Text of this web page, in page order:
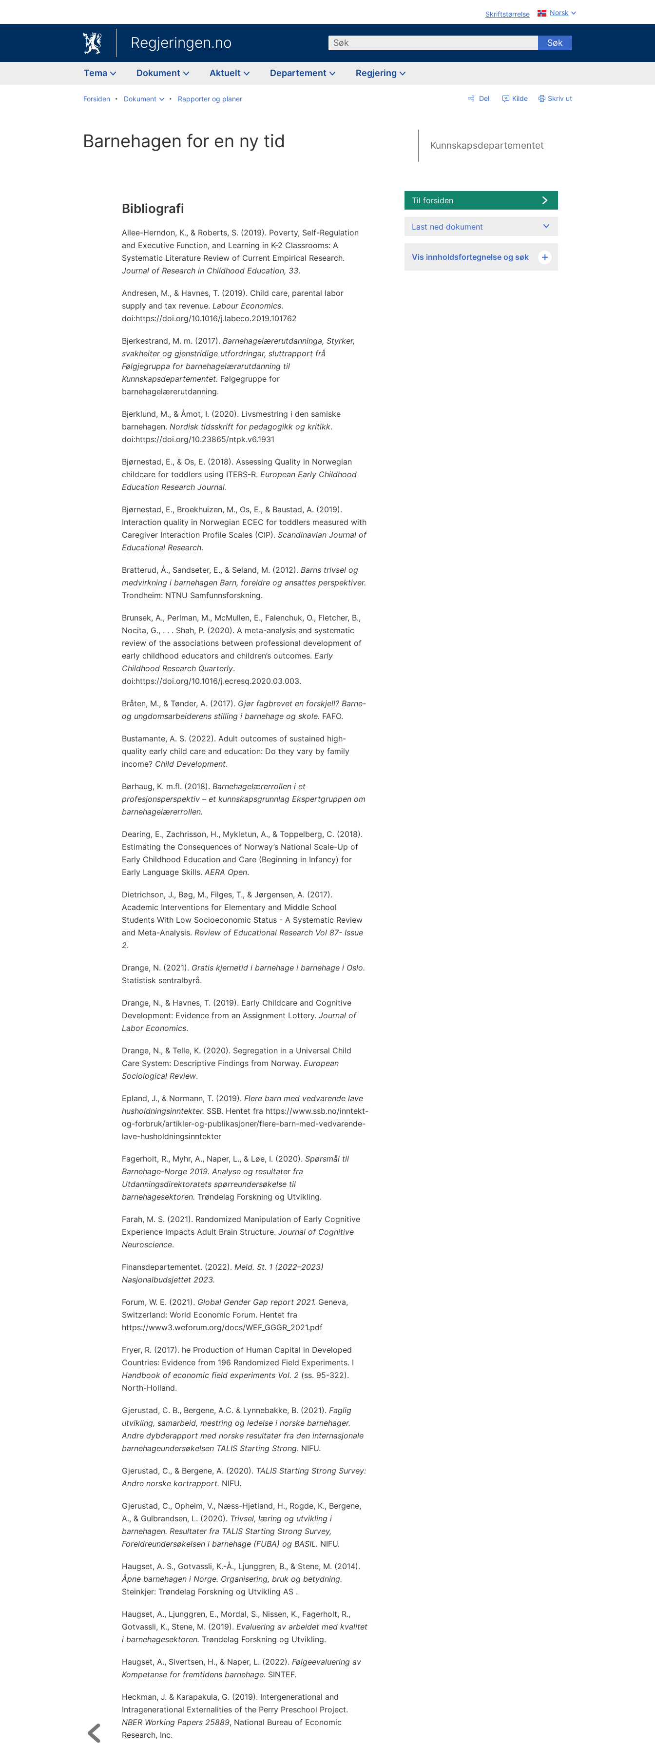
Skriftstørrelse Norsk
Regjeringen.no Søk Søk
Tema Dokument Aktuelt Departement Regjering
Forsiden Dokument Rapporter og planer Del Kilde Skriv ut
Barnehagen for en ny tid Kunnskapsdepartementet
Bibliografi
Allee-Herndon, K., & Roberts, S. (2019). Poverty, Self-Regulation
and Executive Function, and Learning in K-2 Classrooms: A
Systematic Literature Review of Current Empirical Research.
Journal of Research in Childhood Education, 33.
Andresen, M., & Havnes, T. (2019). Child care, parental labor
supply and tax revenue. Labour Economics.
doi:https://doi.org/10.1016/j.labeco.2019.101762
Bjerkestrand, M. m. (2017). Barnehagelærerutdanninga, Styrker,
svakheiter og gjenstridige utfordringar, sluttrapport frå
Følgjegruppa for barnehagelærarutdanning til
Kunnskapsdepartementet. Følgegruppe for
barnehagelærerutdanning.
Bjerklund, M., & Åmot, I. (2020). Livsmestring i den samiske
barnehagen. Nordisk tidsskrift for pedagogikk og kritikk.
doi:https://doi.org/10.23865/ntpk.v6.1931
Bjørnestad, E., & Os, E. (2018). Assessing Quality in Norwegian
childcare for toddlers using ITERS-R. European Early Childhood
Education Research Journal.
Bjørnestad, E., Broekhuizen, M., Os, E., & Baustad, A. (2019).
Interaction quality in Norwegian ECEC for toddlers measured with
Caregiver Interaction Profile Scales (CIP). Scandinavian Journal of
Educational Research.
Bratterud, Å., Sandseter, E., & Seland, M. (2012). Barns trivsel og
medvirkning i barnehagen Barn, foreldre og ansattes perspektiver.
Trondheim: NTNU Samfunnsforskning.
Brunsek, A., Perlman, M., McMullen, E., Falenchuk, O., Fletcher, B.,
Nocita, G., . . . Shah, P. (2020). A meta-analysis and systematic
review of the associations between professional development of
early childhood educators and children’s outcomes. Early
Childhood Research Quarterly.
doi:https://doi.org/10.1016/j.ecresq.2020.03.003.
Bråten, M., & Tønder, A. (2017). Gjør fagbrevet en forskjell? Barne-
og ungdomsarbeiderens stilling i barnehage og skole. FAFO.
Bustamante, A. S. (2022). Adult outcomes of sustained high-
quality early child care and education: Do they vary by family
income? Child Development.
Børhaug, K. m.fl. (2018). Barnehagelærerrollen i et
profesjonsperspektiv – et kunnskapsgrunnlag Ekspertgruppen om
barnehagelærerrollen.
Dearing, E., Zachrisson, H., Mykletun, A., & Toppelberg, C. (2018).
Estimating the Consequences of Norway’s National Scale-Up of
Early Childhood Education and Care (Beginning in Infancy) for
Early Language Skills. AERA Open.
Dietrichson, J., Bøg, M., Filges, T., & Jørgensen, A. (2017).
Academic Interventions for Elementary and Middle School
Students With Low Socioeconomic Status - A Systematic Review
and Meta-Analysis. Review of Educational Research Vol 87- Issue
2.
Drange, N. (2021). Gratis kjernetid i barnehage i barnehage i Oslo.
Statistisk sentralbyrå.
Drange, N., & Havnes, T. (2019). Early Childcare and Cognitive
Development: Evidence from an Assignment Lottery. Journal of
Labor Economics.
Drange, N., & Telle, K. (2020). Segregation in a Universal Child
Care System: Descriptive Findings from Norway. European
Sociological Review.
Epland, J., & Normann, T. (2019). Flere barn med vedvarende lave
husholdningsinntekter. SSB. Hentet fra https://www.ssb.no/inntekt-
og-forbruk/artikler-og-publikasjoner/flere-barn-med-vedvarende-
lave-husholdningsinntekter
Fagerholt, R., Myhr, A., Naper, L., & Løe, I. (2020). Spørsmål til
Barnehage-Norge 2019. Analyse og resultater fra
Utdanningsdirektoratets spørreundersøkelse til
barnehagesektoren. Trøndelag Forskning og Utvikling.
Farah, M. S. (2021). Randomized Manipulation of Early Cognitive
Experience Impacts Adult Brain Structure. Journal of Cognitive
Neuroscience.
Finansdepartementet. (2022). Meld. St. 1 (2022–2023)
Nasjonalbudsjettet 2023.
Forum, W. E. (2021). Global Gender Gap report 2021. Geneva,
Switzerland: World Economic Forum. Hentet fra
https://www3.weforum.org/docs/WEF_GGGR_2021.pdf
Fryer, R. (2017). he Production of Human Capital in Developed
Countries: Evidence from 196 Randomized Field Experiments. I
Handbook of economic field experiments Vol. 2 (ss. 95-322).
North-Holland.
Gjerustad, C. B., Bergene, A.C. & Lynnebakke, B. (2021). Faglig
utvikling, samarbeid, mestring og ledelse i norske barnehager.
Andre dybderapport med norske resultater fra den internasjonale
barnehageundersøkelsen TALIS Starting Strong. NIFU.
Gjerustad, C., & Bergene, A. (2020). TALIS Starting Strong Survey:
Andre norske kortrapport. NIFU.
Gjerustad, C., Opheim, V., Næss-Hjetland, H., Rogde, K., Bergene,
A., & Gulbrandsen, L. (2020). Trivsel, læring og utvikling i
barnehagen. Resultater fra TALIS Starting Strong Survey,
Foreldreundersøkelsen i barnehage (FUBA) og BASIL. NIFU.
Haugset, A. S., Gotvassli, K.-Å., Ljunggren, B., & Stene, M. (2014).
Åpne barnehagen i Norge. Organisering, bruk og betydning.
Steinkjer: Trøndelag Forskning og Utvikling AS .
Haugset, A., Ljunggren, E., Mordal, S., Nissen, K., Fagerholt, R.,
Gotvassli, K., Stene, M. (2019). Evaluering av arbeidet med kvalitet
i barnehagesektoren. Trøndelag Forskning og Utvikling.
Haugset, A., Sivertsen, H., & Naper, L. (2022). Følgeevaluering av
Kompetanse for fremtidens barnehage. SINTEF.
Heckman, J. & Karapakula, G. (2019). Intergenerational and
Intragenerational Externalities of the Perry Preschool Project.
NBER Working Papers 25889, National Bureau of Economic
Research, Inc.
Til forsiden
Last ned dokument
Vis innholdsfortegnelse og søk